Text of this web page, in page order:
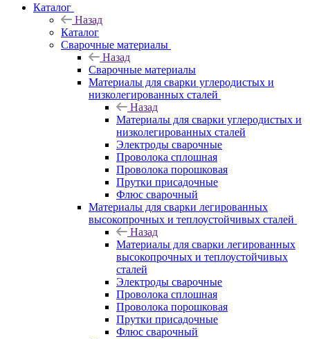
Каталог
Назад
Каталог
Сварочные материалы
Назад
Сварочные материалы
Материалы для сварки углеродистых и
низколегированных сталей
Назад
Материалы для сварки углеродистых и
низколегированных сталей
Электроды сварочные
Проволока сплошная
Проволока порошковая
Прутки присадочные
Флюс сварочный
Материалы для сварки легированных
высокопрочных и теплоустойчивых сталей
Назад
Материалы для сварки легированных
высокопрочных и теплоустойчивых
сталей
Электроды сварочные
Проволока сплошная
Проволока порошковая
Прутки присадочные
Флюс сварочный